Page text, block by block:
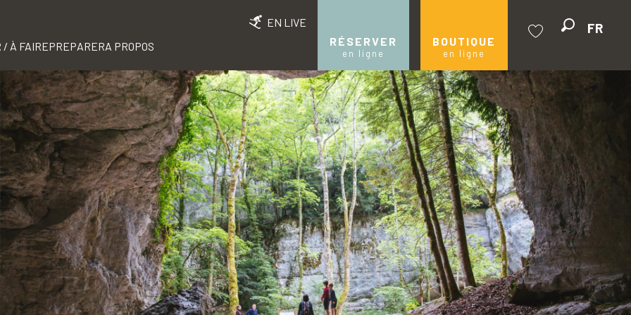
EN LIVE
RÉSERVER
en ligne
BOUTIQUE
en ligne
FR
/ À FAIREPREPARERA PROPOS